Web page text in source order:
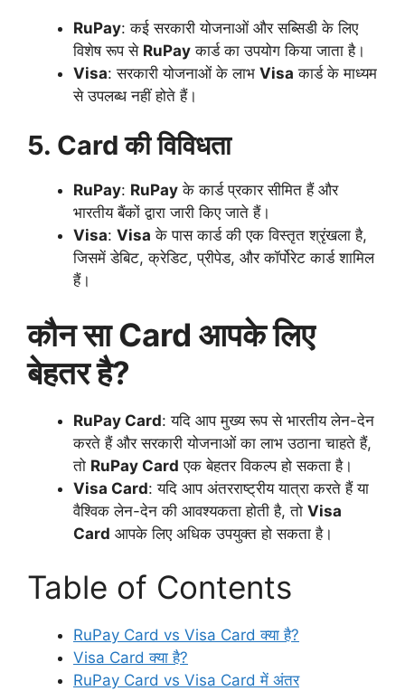
RuPay: कई सरकारी योजनाओं और सब्सिडी के लिए
विशेष रूप से RuPay कार्ड का उपयोग किया जाता है।
Visa: सरकारी योजनाओं के लाभ Visa कार्ड के माध्यम
से उपलब्ध नहीं होते हैं।
5. Card की विविधता
RuPay: RuPay के कार्ड प्रकार सीमित हैं और
भारतीय बैंकों द्वारा जारी किए जाते हैं।
Visa: Visa के पास कार्ड की एक विस्तृत श्रृंखला है,
जिसमें डेबिट, क्रेडिट, प्रीपेड, और कॉर्पोरेट कार्ड शामिल
हैं।
कौन सा Card आपके लिए
बेहतर है?
RuPay Card: यदि आप मुख्य रूप से भारतीय लेन-देन
करते हैं और सरकारी योजनाओं का लाभ उठाना चाहते हैं,
तो RuPay Card एक बेहतर विकल्प हो सकता है।
Visa Card: यदि आप अंतरराष्ट्रीय यात्रा करते हैं या
वैश्विक लेन-देन की आवश्यकता होती है, तो Visa
Card आपके लिए अधिक उपयुक्त हो सकता है।
Table of Contents
RuPay Card vs Visa Card क्या है?
Visa Card क्या है?
RuPay Card vs Visa Card में अंतर